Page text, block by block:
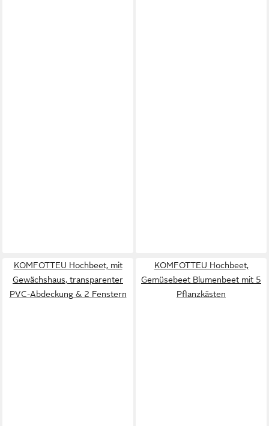
KOMFOTTEU Hochbeet, mit
Gewächshaus, transparenter
PVC-Abdeckung & 2 Fenstern
KOMFOTTEU Hochbeet,
Gemüsebeet Blumenbeet mit 5
Pflanzkästen